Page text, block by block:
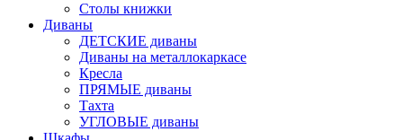
Столы книжки
Диваны
ДЕТСКИЕ диваны
Диваны на металлокаркасе
Кресла
ПРЯМЫЕ диваны
Тахта
УГЛОВЫЕ диваны